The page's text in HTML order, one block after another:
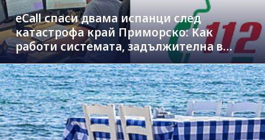
eCall спаси двама испанци след
катастрофа край Приморско: Как
работи системата, задължителна в
новите коли